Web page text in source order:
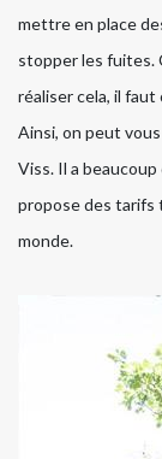
mettre en place
stopper les fuites.
réaliser cela, il
Ainsi, on peut
Viss. Il a
propose des tarifs
monde.